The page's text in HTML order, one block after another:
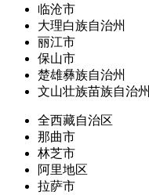
临沧市
大理白族自治州
丽江市
保山市
楚雄彝族自治州
文山壮族苗族自治州
全西藏自治区
那曲市
林芝市
阿里地区
拉萨市